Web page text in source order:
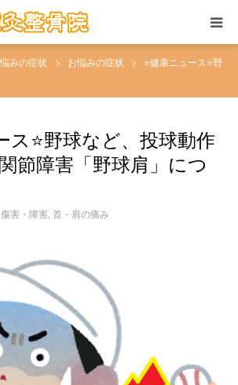
みの症状 お悩みの症状
⭐️健康ニュース⭐️野
ス⭐️野球など、投球動作
節障害「野球肩」につ
害・障害, 首・肩の痛み